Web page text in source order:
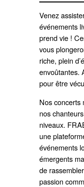
Venez
événements
prend vie !
vous
riche, plein
envoûtantes.
pour être
Nos concerts
nos
niveaux.
une
événements
émergents
de
passion